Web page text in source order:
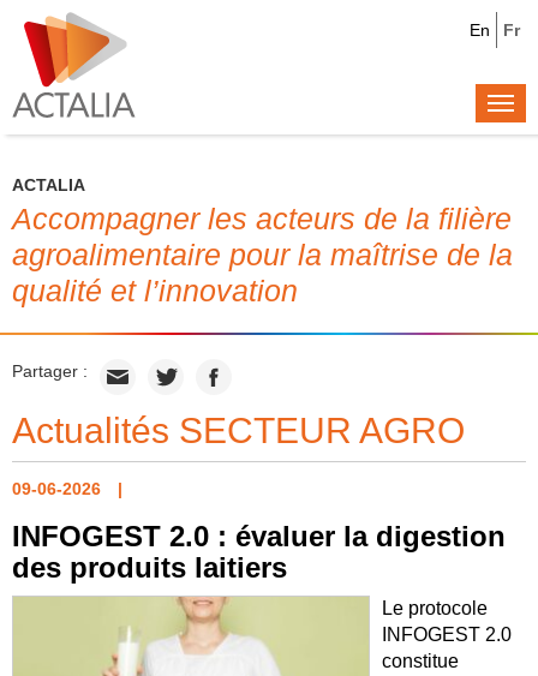
Fr
En
ACTALIA
Accompagner les acteurs de la filière
agroalimentaire pour la maîtrise de la
qualité et l’innovation
Partager :
Actualités SECTEUR AGRO
09-06-2026
INFOGEST 2.0 : évaluer la digestion
des produits laitiers
Le protocole
INFOGEST 2.0
constitue